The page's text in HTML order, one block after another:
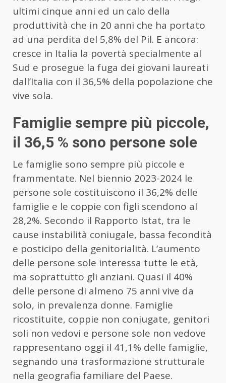
ultimi cinque anni ed un calo della
produttività che in 20 anni che ha portato
ad una perdita del 5,8% del Pil. E ancora:
cresce in Italia la povertà specialmente al
Sud e prosegue la fuga dei giovani laureati
dall’Italia con il 36,5% della popolazione che
vive sola.
Famiglie sempre più piccole,
il 36,5 % sono persone sole
Le famiglie sono sempre più piccole e
frammentate. Nel biennio 2023-2024 le
persone sole costituiscono il 36,2% delle
famiglie e le coppie con figli scendono al
28,2%. Secondo il Rapporto Istat, tra le
cause instabilità coniugale, bassa fecondità
e posticipo della genitorialità. L’aumento
delle persone sole interessa tutte le età,
ma soprattutto gli anziani. Quasi il 40%
delle persone di almeno 75 anni vive da
solo, in prevalenza donne. Famiglie
ricostituite, coppie non coniugate, genitori
soli non vedovi e persone sole non vedove
rappresentano oggi il 41,1% delle famiglie,
segnando una trasformazione strutturale
nella geografia familiare del Paese.